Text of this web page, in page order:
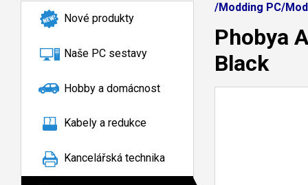
Nové produkty
Naše PC sestavy
Hobby a domácnost
Kabely a redukce
Kancelářská technika
/Modding PC/
Phobya
Black